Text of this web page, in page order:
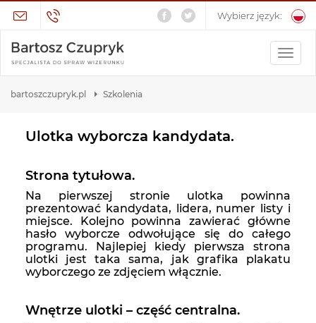
Wybierz język:
bartoszczupryk.pl Szkolenia
Ulotka wyborcza kandydata.
Strona tytułowa.
Na pierwszej stronie ulotka powinna
prezentować kandydata, lidera, numer listy i
miejsce. Kolejno powinna zawierać główne
hasło wyborcze odwołujące się do całego
programu. Najlepiej kiedy pierwsza strona
ulotki jest taka sama, jak grafika plakatu
wyborczego ze zdjęciem włącznie.
Wnętrze ulotki – część centralna.